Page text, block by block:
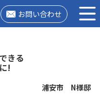
お問い合わせ
きる
!
浦安市 N様邸